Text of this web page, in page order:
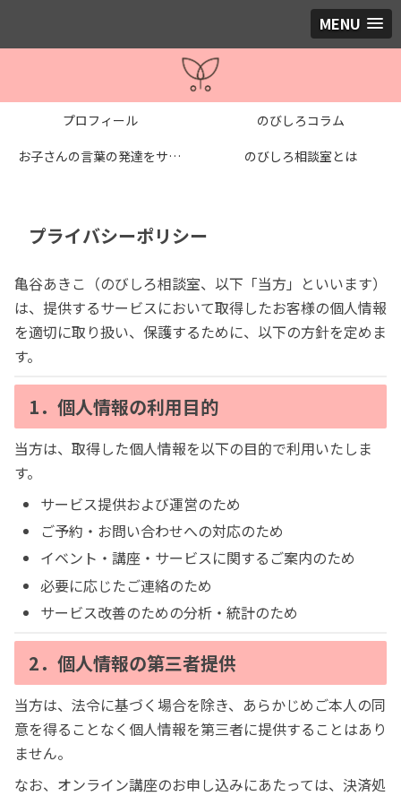
MENU
プロフィール
のびしろコラム
お子さんの言葉の発達をサポートする個別レッスン
のびしろ相談室とは
プライバシーポリシー
亀谷あきこ（のびしろ相談室、以下「当方」といいます）
は、提供するサービスにおいて取得したお客様の個人情報
を適切に取り扱い、保護するために、以下の方針を定めま
す。
1．個人情報の利用目的
当方は、取得した個人情報を以下の目的で利用いたしま
す。
サービス提供および運営のため
ご予約・お問い合わせへの対応のため
イベント・講座・サービスに関するご案内のため
必要に応じたご連絡のため
サービス改善のための分析・統計のため
2．個人情報の第三者提供
当方は、法令に基づく場合を除き、あらかじめご本人の同
意を得ることなく個人情報を第三者に提供することはあり
ません。
なお、オンライン講座のお申し込みにあたっては、決済処